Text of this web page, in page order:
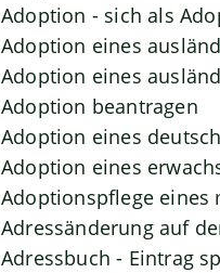
Adoption - sich als
Adoption eines
Adoption eines
Adoption beantragen
Adoption eines
Adoption eines
Adoptionspflege eines
Adressänderung auf
Adressbuch - Eintrag